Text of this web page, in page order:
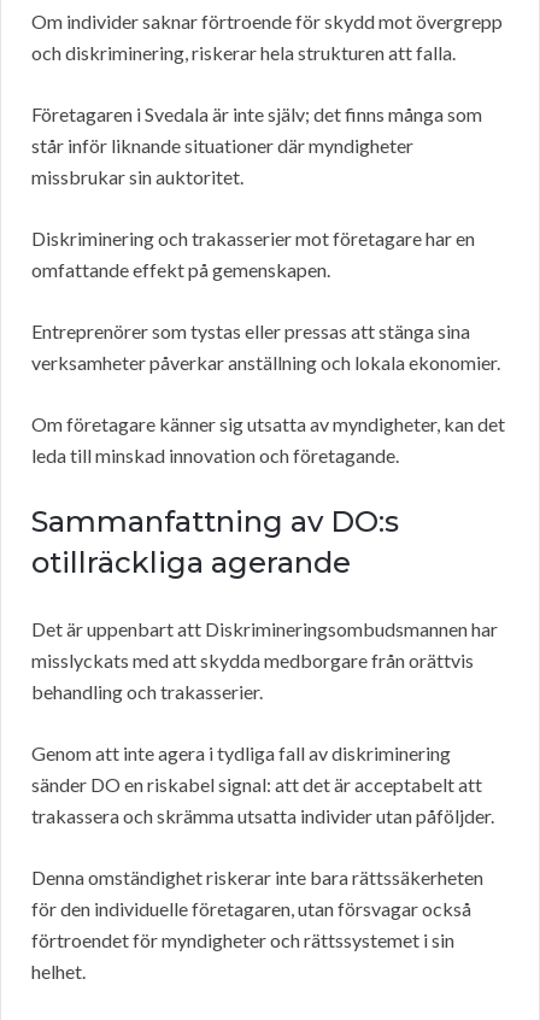
Om individer saknar förtroende för skydd mot övergrepp
och diskriminering, riskerar hela strukturen att falla.
Företagaren i Svedala är inte själv; det finns många som
står inför liknande situationer där myndigheter
missbrukar sin auktoritet.
Diskriminering och trakasserier mot företagare har en
omfattande effekt på gemenskapen.
Entreprenörer som tystas eller pressas att stänga sina
verksamheter påverkar anställning och lokala ekonomier.
Om företagare känner sig utsatta av myndigheter, kan det
leda till minskad innovation och företagande.
Sammanfattning av DO:s
otillräckliga agerande
Det är uppenbart att Diskrimineringsombudsmannen har
misslyckats med att skydda medborgare från orättvis
behandling och trakasserier.
Genom att inte agera i tydliga fall av diskriminering
sänder DO en riskabel signal: att det är acceptabelt att
trakassera och skrämma utsatta individer utan påföljder.
Denna omständighet riskerar inte bara rättssäkerheten
för den individuelle företagaren, utan försvagar också
förtroendet för myndigheter och rättssystemet i sin
helhet.